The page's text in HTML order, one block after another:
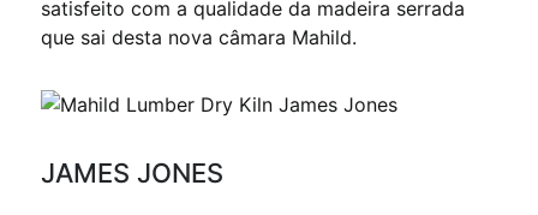
satisfeito com a qualidade da madeira serrada
que sai desta nova câmara Mahild.
JAMES JONES